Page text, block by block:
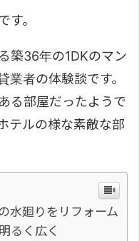
す。
築36年の1DKのマン
業者の体験談です。
る部屋だったようで
テルの様な素敵な部
水廻りをリフォーム
るく広く